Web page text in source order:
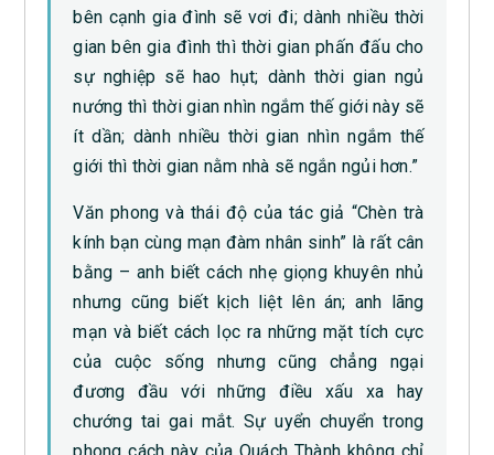
bên cạnh gia đình sẽ vơi đi; dành nhiều thời
gian bên gia đình thì thời gian phấn đấu cho
sự nghiệp sẽ hao hụt; dành thời gian ngủ
nướng thì thời gian nhìn ngắm thế giới này sẽ
ít dần; dành nhiều thời gian nhìn ngắm thế
giới thì thời gian nằm nhà sẽ ngắn ngủi hơn.”
Văn phong và thái độ của tác giả “Chèn trà
kính bạn cùng mạn đàm nhân sinh” là rất cân
bằng – anh biết cách nhẹ giọng khuyên nhủ
nhưng cũng biết kịch liệt lên án; anh lãng
mạn và biết cách lọc ra những mặt tích cực
của cuộc sống nhưng cũng chẳng ngại
đương đầu với những điều xấu xa hay
chướng tai gai mắt. Sự uyển chuyển trong